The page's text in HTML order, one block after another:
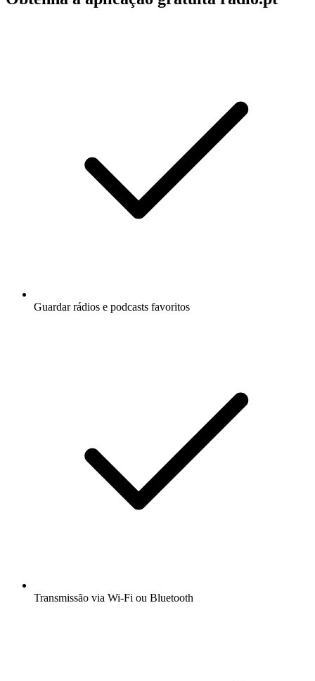
Guardar rádios e podcasts favoritos
Transmissão via Wi-Fi ou Bluetooth